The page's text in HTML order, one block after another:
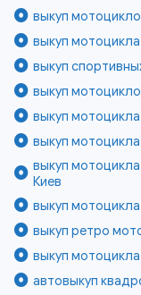
выкуп
выкуп
выкуп
выкуп
выкуп
выкуп
выкуп
Киев
выкуп
выкуп ретро
выкуп
автовыкуп